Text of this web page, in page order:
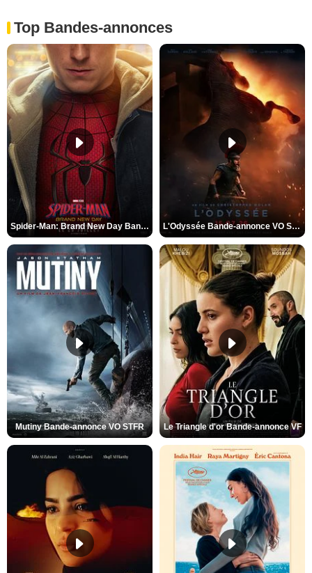
Top Bandes-annonces
Spider-Man: Brand New Day Bande-annonce VO STFR L'Odyssée Bande-annonce VO STFR
Mutiny Bande-annonce VO STFR Le Triangle d'or Bande-annonce VF